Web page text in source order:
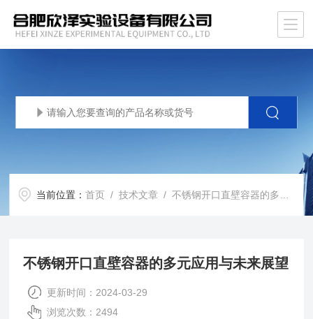
当前位置：首页 /技术文章 / 不锈钢开口直壁容器的多元应用与未来展望
不锈钢开口直壁容器的多元应用与未来展望
更新时间：2024-03-29
浏览次数：2494